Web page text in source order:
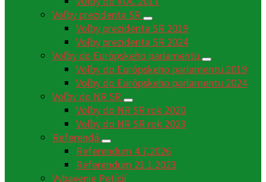
Voľby prezidenta SR
Voľby prezidenta SR 2019
Voľby prezidenta SR 2024
Voľby do Európskeho parlamentu
Voľby do Európskeho parlamentu 2019
Voľby do Európskeho parlamentu 2024
Voľby do NR SR
Voľby do NR SR rok 2020
Voľby do NR SR rok 2023
Referendá
Referendum 4.7.2026
Referendum 21.1.2023
Vybavenie Petícií